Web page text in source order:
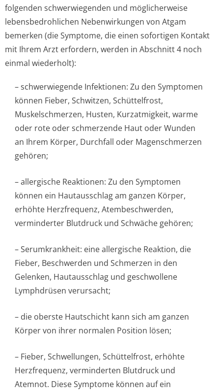
folgenden schwerwiegenden und möglicherweise
lebensbedrohlichen Nebenwirkungen von Atgam
bemerken (die Symptome, die einen sofortigen Kontakt
mit Ihrem Arzt erfordern, werden in Abschnitt 4 noch
einmal wiederholt):
– schwerwiegende Infektionen: Zu den Symptomen
können Fieber, Schwitzen, Schüttelfrost,
Muskelschmerzen, Husten, Kurzatmigkeit, warme
oder rote oder schmerzende Haut oder Wunden
an Ihrem Körper, Durchfall oder Magenschmerzen
gehören;
– allergische Reaktionen: Zu den Symptomen
können ein Hautausschlag am ganzen Körper,
erhöhte Herzfrequenz, Atembeschwerden,
verminderter Blutdruck und Schwäche gehören;
– Serumkrankheit: eine allergische Reaktion, die
Fieber, Beschwerden und Schmerzen in den
Gelenken, Hautausschlag und geschwollene
Lymphdrüsen verursacht;
– die oberste Hautschicht kann sich am ganzen
Körper von ihrer normalen Position lösen;
– Fieber, Schwellungen, Schüttelfrost, erhöhte
Herzfrequenz, verminderten Blutdruck und
Atemnot. Diese Symptome können auf ein